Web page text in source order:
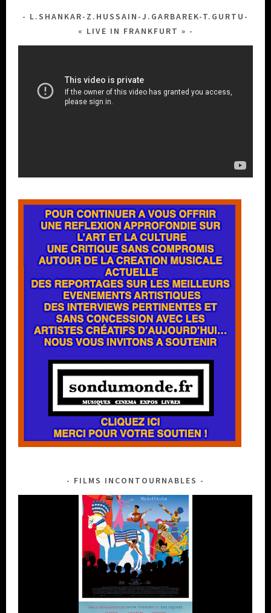
L.SHANKAR-Z.HUSSAIN-J.GARBAREK-T.GURTU-
« LIVE IN FRANKFURT »
FILMS INCONTOURNABLES